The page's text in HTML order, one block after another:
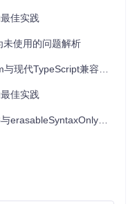
用于枚举的创建、访
终性，确保数据的稳定
名、端字节序和大小写
换为JSON对象，便于
性，还是希望增加类型
解决方案。立即加入到你
管理吧！
佳实践
未使用的问题解析
TypeScript兼容性问题解析
佳实践
实践指南